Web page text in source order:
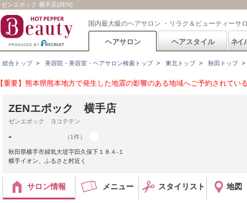
ゼンエポック 横手店(ZEN)
国内最大級のヘアサロン ・リラク＆ビューティーサ
ヘアサロン ヘアスタイル ネイ
総合トップ> 美容院・美容室・ヘアサロン検索トップ> 東北トップ> 秋田トップ>
【重要】熊本県熊本地方で発生した地震の影響のある地域へご予約されてい
ZENエポック 横手店
ゼンエポック ヨコテテン
- （1件）
秋田県横手市婦気大堤字田久保下１８４‐１
横手イオン、ふるさと村近く
サロン情報 メニュー スタイリスト 地図